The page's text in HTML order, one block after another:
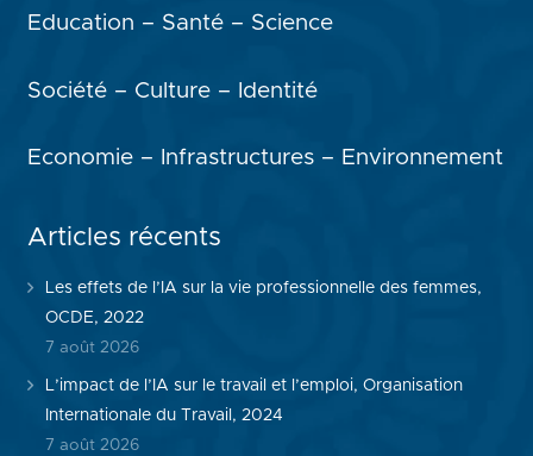
Education – Santé – Science
Société – Culture – Identité
Economie – Infrastructures – Environnement
Articles récents
Les effets de l’IA sur la vie professionnelle des femmes,
OCDE, 2022
7 août 2026
L’impact de l’IA sur le travail et l’emploi, Organisation
Internationale du Travail, 2024
7 août 2026